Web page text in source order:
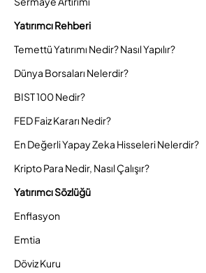
Yatırımcı Rehberi
Temettü Yatırımı Nedir? Nasıl Yapılır?
Dünya Borsaları Nelerdir?
BIST 100 Nedir?
FED Faiz Kararı Nedir?
En Değerli Yapay Zeka Hisseleri Nelerdir?
Kripto Para Nedir, Nasıl Çalışır?
Yatırımcı Sözlüğü
Enflasyon
Emtia
Döviz Kuru